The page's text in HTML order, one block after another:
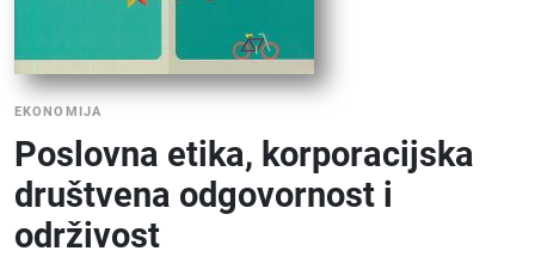
EKONOMIJA
Poslovna etika, korporacijska
društvena odgovornost i
održivost